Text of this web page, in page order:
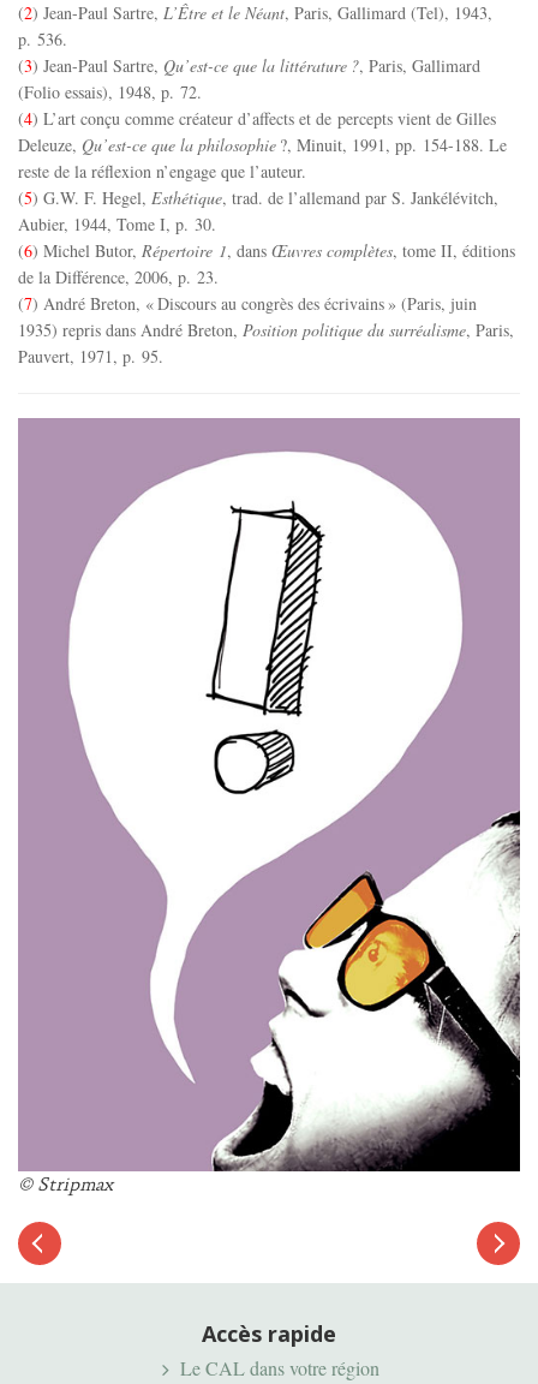
(2) Jean-Paul Sartre, L’Être et le Néant, Paris, Gallimard (Tel), 1943,
p. 536.
(3) Jean-Paul Sartre, Qu’est-ce que la littérature ?, Paris, Gallimard
(Folio essais), 1948, p. 72.
(4) L’art conçu comme créateur d’affects et de percepts vient de Gilles
Deleuze, Qu’est-ce que la philosophie ?, Minuit, 1991, pp. 154-188. Le
reste de la réflexion n’engage que l’auteur.
(5) G.W. F. Hegel, Esthétique, trad. de l’allemand par S. Jankélévitch,
Aubier, 1944, Tome I, p. 30.
(6) Michel Butor, Répertoire 1, dans Œuvres complètes, tome II, éditions
de la Différence, 2006, p. 23.
(7) André Breton, « Discours au congrès des écrivains » (Paris, juin
1935) repris dans André Breton, Position politique du surréalisme, Paris,
Pauvert, 1971, p. 95.
© Stripmax
Article
précédent
Article
suivant
Accès rapide
Le CAL dans votre région